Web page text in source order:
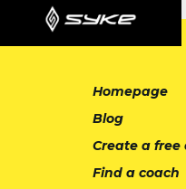
Homepage
Blog
Create a free
Find a coach